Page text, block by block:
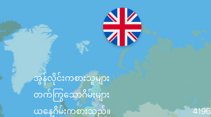
အွန်လိုင်းကစားသူများ
တက်ကြွသောဂိမ်းများ
ယနေ့ဂိမ်းကစားသည်။
4196